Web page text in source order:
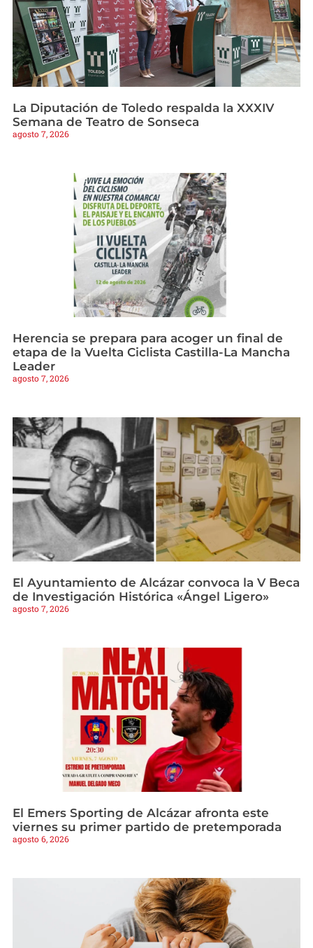
La Diputación de Toledo respalda la XXXIV
Semana de Teatro de Sonseca
agosto 7, 2026
Herencia se prepara para acoger un final de
etapa de la Vuelta Ciclista Castilla-La Mancha
Leader
agosto 7, 2026
El Ayuntamiento de Alcázar convoca la V Beca
de Investigación Histórica «Ángel Ligero»
agosto 7, 2026
El Emers Sporting de Alcázar afronta este
viernes su primer partido de pretemporada
agosto 6, 2026